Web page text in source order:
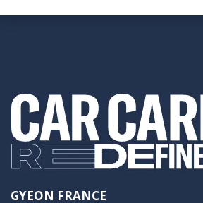
GYEON FRANCE